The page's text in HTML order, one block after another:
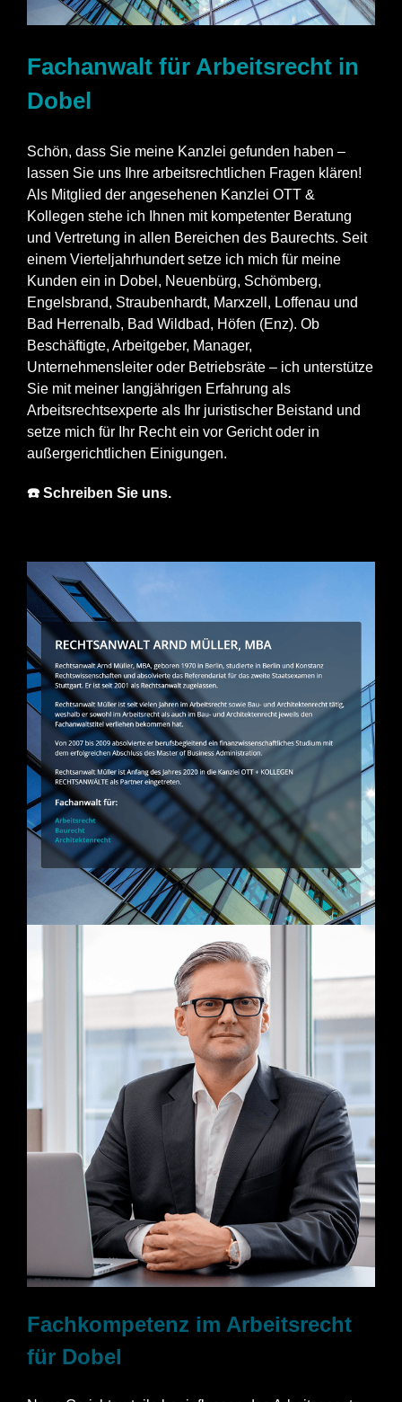
Fachanwalt für Arbeitsrecht in
Dobel
Schön, dass Sie meine Kanzlei gefunden haben –
lassen Sie uns Ihre arbeitsrechtlichen Fragen klären!
Als Mitglied der angesehenen Kanzlei OTT &
Kollegen stehe ich Ihnen mit kompetenter Beratung
und Vertretung in allen Bereichen des Baurechts. Seit
einem Vierteljahrhundert setze ich mich für meine
Kunden ein in Dobel, Neuenbürg, Schömberg,
Engelsbrand, Straubenhardt, Marxzell, Loffenau und
Bad Herrenalb, Bad Wildbad, Höfen (Enz). Ob
Beschäftigte, Arbeitgeber, Manager,
Unternehmensleiter oder Betriebsräte – ich unterstütze
Sie mit meiner langjährigen Erfahrung als
Arbeitsrechtsexperte als Ihr juristischer Beistand und
setze mich für Ihr Recht ein vor Gericht oder in
außergerichtlichen Einigungen.
☎️ Schreiben Sie uns.
Fachkompetenz im Arbeitsrecht
für Dobel